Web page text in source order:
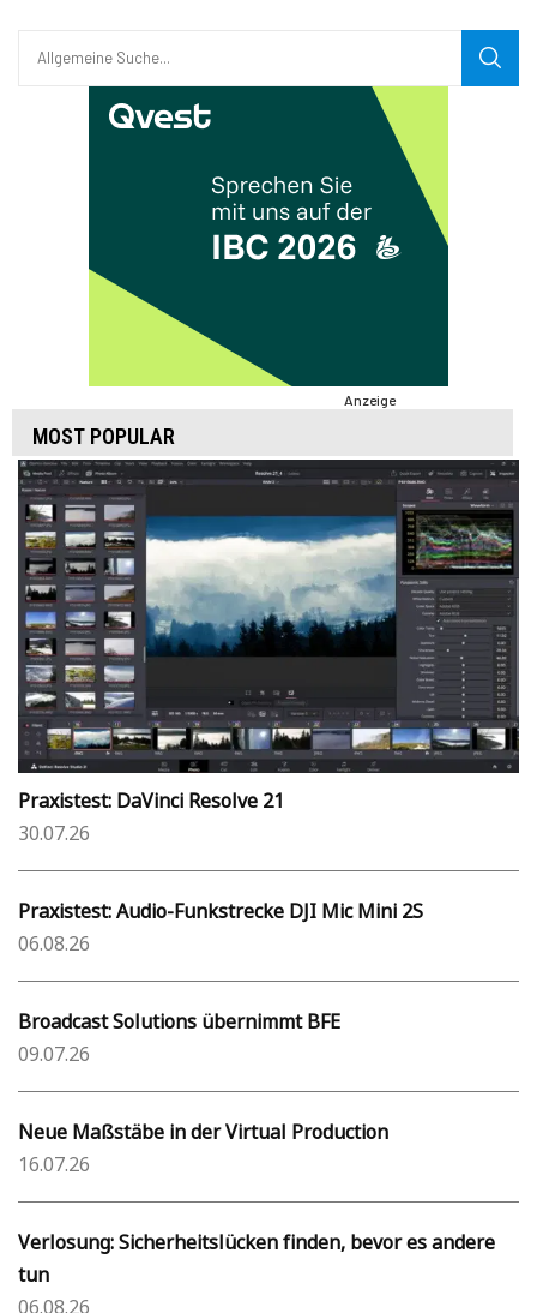
Anzeige
MOST POPULAR
Praxistest: DaVinci Resolve 21
30.07.26
Praxistest: Audio-Funkstrecke DJI Mic Mini 2S
06.08.26
Broadcast Solutions übernimmt BFE
09.07.26
Neue Maßstäbe in der Virtual Production
16.07.26
Verlosung: Sicherheitslücken finden, bevor es andere
tun
06.08.26